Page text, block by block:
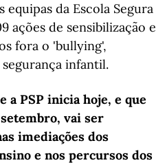
da Escola Segura
ações de sensibilização e
fora o 'bullying',
infantil.
a PSP inicia hoje, e que
vai ser
imediações dos
e nos percursos dos